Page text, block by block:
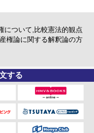
について,比較憲法的観点
権論に関する解釈論の方
する